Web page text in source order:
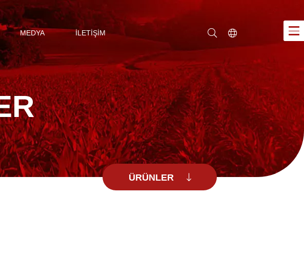
MEDYA İLETİŞİM Türkçe
ÜRÜNLER